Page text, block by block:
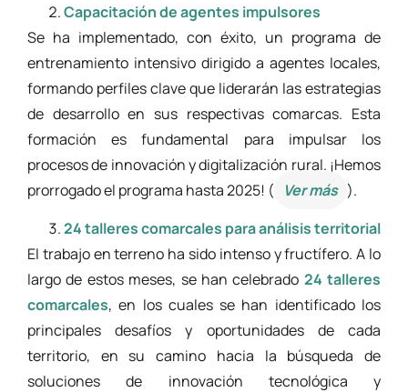
Capacitación de agentes impulsores
Se ha implementado, con éxito, un programa de
entrenamiento intensivo dirigido a agentes locales,
formando perfiles clave que liderarán las estrategias
de desarrollo en sus respectivas comarcas. Esta
formación es fundamental para impulsar los
procesos de innovación y digitalización rural. ¡Hemos
prorrogado el programa hasta 2025! (
Ver más ).
24 talleres comarcales para análisis territorial
El trabajo en terreno ha sido intenso y fructífero. A lo
largo de estos meses, se han celebrado 24 talleres
comarcales, en los cuales se han identificado los
principales desafíos y oportunidades de cada
territorio, en su camino hacia la búsqueda de
soluciones de innovación tecnológica y